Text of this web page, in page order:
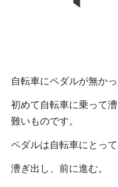
自転車にペダルが無か
初めて自転車に乗って
難いものです。
ペダルは自転車にとっ
漕ぎ出し、前に進む。